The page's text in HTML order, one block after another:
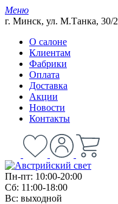
Меню
г. Минск, ул. М.Танка, 30/2
О салоне
Клиентам
Фабрики
Оплата
Доставка
Акции
Новости
Контакты
Пн-пт: 10:00-20:00
Сб: 11:00-18:00
Вс: выходной